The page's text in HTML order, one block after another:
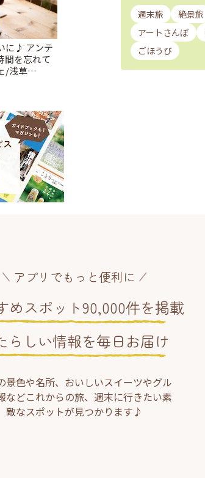
に♪ アンテ
間を忘れて
/浅草
週末旅 絶景旅
アートさんぽ
ごほうび
アプリでもっと便利に
めスポット90,000件を掲載
らしい情報を毎日お届け
景色や名所、おいしいスイーツやグル
などこれからの旅、週末に行きたい素
敵なスポットが見つかります♪